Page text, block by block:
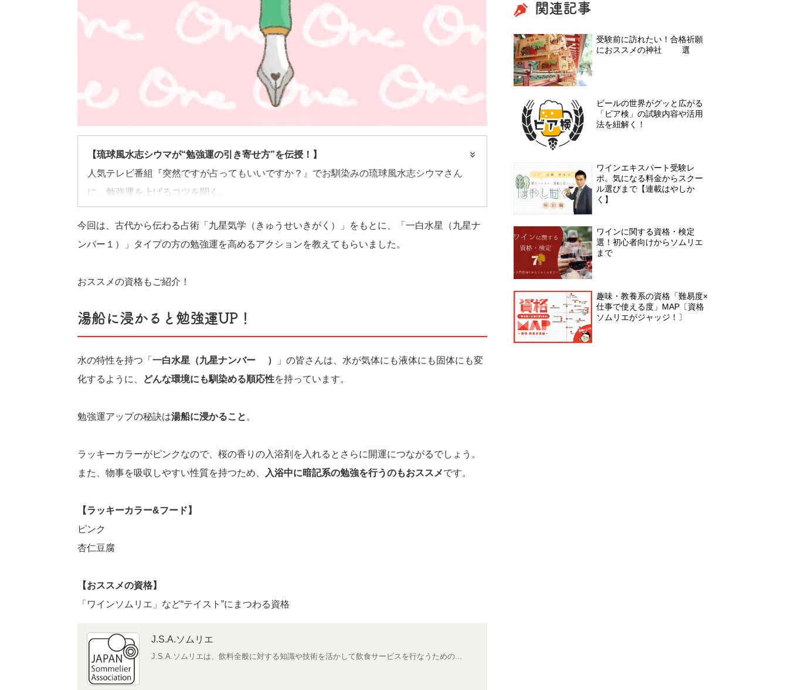
【琉球風水志シウマが“勉強運の引き寄せ方”を伝授！】
人気テレビ番組『突然ですが占ってもいいですか？』でお馴染みの琉球風水志シウマさん
に、勉強運を上げるコツを聞く。
今回は、古代から伝わる占術「九星気学（きゅうせいきがく）」をもとに、「一白水星（九星ナ
ンバー１）」タイプの方の勉強運を高めるアクションを教えてもらいました。
おススメの資格もご紹介！
湯船に浸かると勉強運UP！
水の特性を持つ「 一白水星（九星ナンバー1）
」の皆さんは、水が気体にも液体にも固体にも変
化するように、
どんな環境にも馴染める順応性を持っています。
勉強運アップの秘訣は湯船に浸かること 。
ラッキーカラーがピンクなので、桜の香りの入浴剤を入れるとさらに開運につながるでしょう。
また、物事を吸収しやすい性質を持つため、
入浴中に暗記系の勉強を行うのもおススメです。
【ラッキーカラー&フード】
ピンク
杏仁豆腐
【おススメの資格】
「ワインソムリエ」など“テイスト”にまつわる資格
J.S.A.ソムリエ
J.S.A.ソムリエは、飲料全般に対する知識や技術を活かして飲食サービスを行なうための...
関連記事
受験前に訪れたい！合格祈願
におススメの神社11選
ビールの世界がグッと広がる
「ビア検」の試験内容や活用
法を紐解く！
ワインエキスパート受験レ
ポ。気になる料金からスクー
ル選びまで【連載はやしか
く】
ワインに関する資格・検定7
選！初心者向けからソムリエ
まで
趣味・教養系の資格「難易度×
仕事で使える度」MAP〔資格
ソムリエがジャッジ！〕